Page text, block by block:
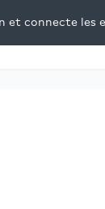
et connecte les